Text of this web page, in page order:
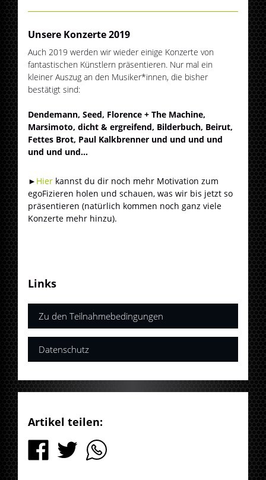
Unsere Konzerte 2019
Auch 2019 werden wir wieder einige Konzerte von
fantastischen Künstlern präsentieren. Nur mal ein
kleiner Auszug an den Musiker*innen, die bisher
bestätigt sind:
Dendemann, Seed, Florence + The Machine,
Marsimoto, dicht & ergreifend, Bilderbuch, Beirut,
Fettes Brot, Paul Kalkbrenner und und und und
und und und...
► Hier kannst du dir noch mehr Motivation zum
egoFizieren holen und schauen, was wir bis jetzt so
präsentieren (natürlich kommen noch ganz viele
Konzerte mehr hinzu).
Links
Zu den Teilnahmebedingungen
Datenschutz
Artikel teilen: